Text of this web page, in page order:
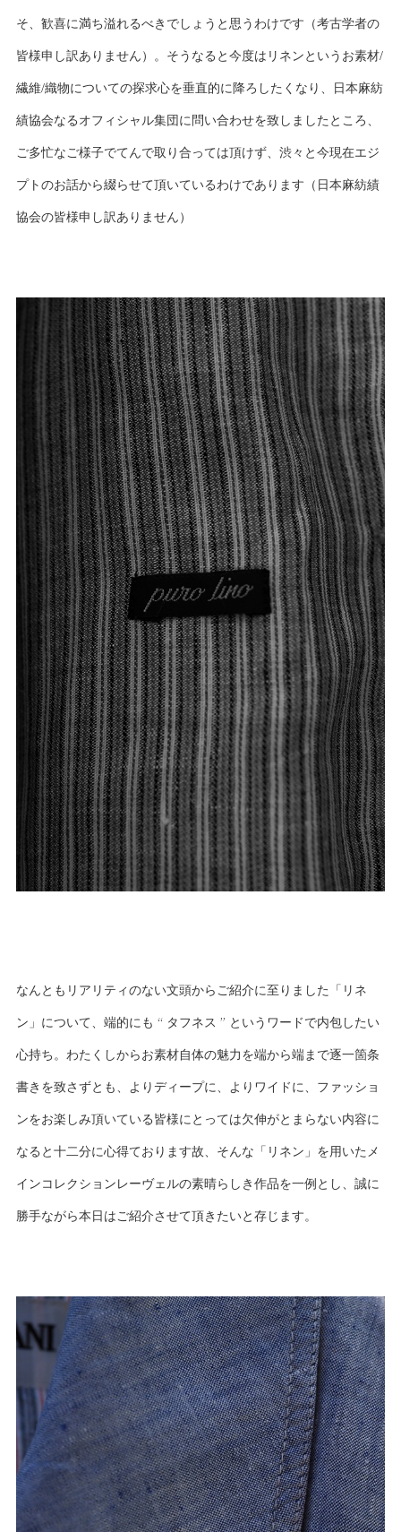
そ、歓喜に満ち溢れるべきでしょうと思うわけです（考古学者の
皆様申し訳ありません）。そうなると今度はリネンというお素材/
繊維/織物についての探求心を垂直的に降ろしたくなり、日本麻紡
績協会なるオフィシャル集団に問い合わせを致しましたところ、
ご多忙なご様子でてんで取り合っては頂けず、渋々と今現在エジ
プトのお話から綴らせて頂いているわけであります（日本麻紡績
協会の皆様申し訳ありません）
なんともリアリティのない文頭からご紹介に至りました「リネ
ン」について、端的にも “ タフネス ” というワードで内包したい
心持ち。わたくしからお素材自体の魅力を端から端まで逐一箇条
書きを致さずとも、よりディープに、よりワイドに、ファッショ
ンをお楽しみ頂いている皆様にとっては欠伸がとまらない内容に
なると十二分に心得ております故、そんな「リネン」を用いたメ
インコレクションレーヴェルの素晴らしき作品を一例とし、誠に
勝手ながら本日はご紹介させて頂きたいと存じます。